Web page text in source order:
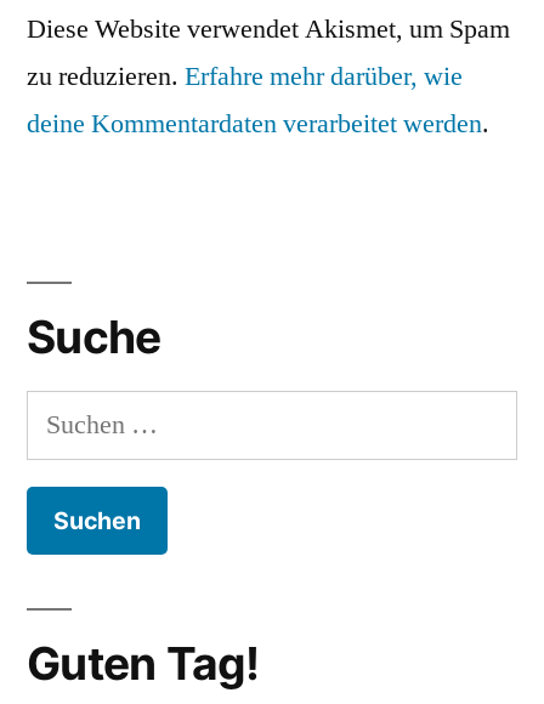
Diese Website verwendet Akismet, um Spam
zu reduzieren. Erfahre mehr darüber, wie
deine Kommentardaten verarbeitet werden.
Suche
Suchen
nach:
Guten Tag!